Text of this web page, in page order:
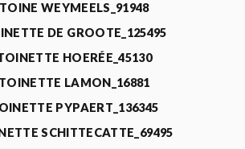
WEYMEELS_91948
DE GROOTE_125495
HOERÉE_45130
LAMON_16881
PYPAERT_136345
SCHITTECATTE_69495